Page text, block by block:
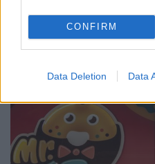
CONFIRM
Data Deletion Data
Mert nekem Hillary
már bocsánat. Az ilyen
játszanak az unokáikkal,